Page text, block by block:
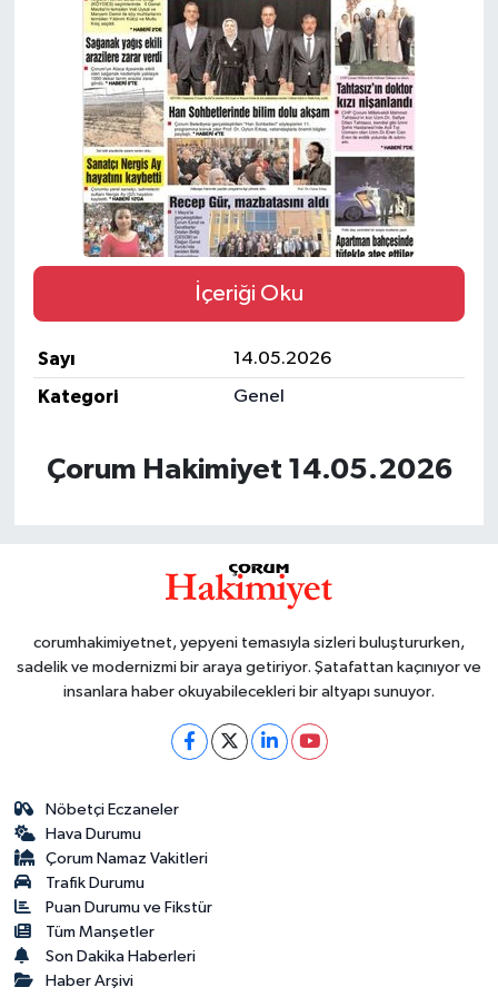
İçeriği Oku
Sayı
14.05.2026
Kategori
Genel
Çorum Hakimiyet 14.05.2026
corumhakimiyetnet, yepyeni temasıyla sizleri buluştururken,
sadelik ve modernizmi bir araya getiriyor. Şatafattan kaçınıyor ve
insanlara haber okuyabilecekleri bir altyapı sunuyor.
Nöbetçi Eczaneler
Hava Durumu
Çorum Namaz Vakitleri
Trafik Durumu
Puan Durumu ve Fikstür
Tüm Manşetler
Son Dakika Haberleri
Haber Arşivi
İLÇELER
OTOPARK
TEKNOLOJİ